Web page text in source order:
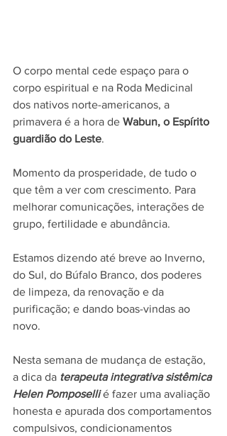
O corpo mental cede espaço para o
corpo espiritual e na Roda Medicinal
dos nativos norte-americanos, a
primavera é a hora de Wabun, o Espírito
guardião do Leste.
Momento da prosperidade, de tudo o
que têm a ver com crescimento. Para
melhorar comunicações, interações de
grupo, fertilidade e abundância.
Estamos dizendo até breve ao Inverno,
do Sul, do Búfalo Branco, dos poderes
de limpeza, da renovação e da
purificação; e dando boas-vindas ao
novo.
Nesta semana de mudança de estação,
a dica da terapeuta integrativa sistêmica
Helen Pomposelli é fazer uma avaliação
honesta e apurada dos comportamentos
compulsivos, condicionamentos